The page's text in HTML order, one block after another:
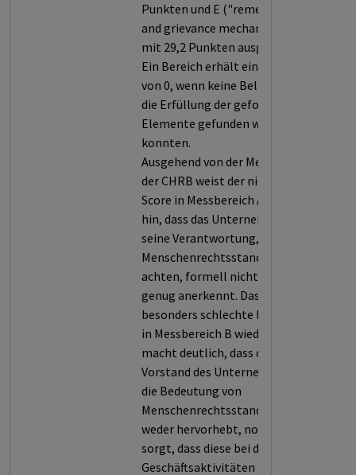
Punkten und E ("remedies
and grievance mechanisms")
mit 29,2 Punkten ausgeprägt.
Ein Bereich erhält einen Score
von 0, wenn keine Belege für
die Erfüllung der geforderten
Elemente gefunden werden
konnten.
Ausgehend von der Methodik
der CHRB weist der niedrige
Score in Messbereich A darauf
hin, dass das Unternehmen
seine Verantwortung,
Menschenrechtsstandards zu
achten, formell nicht klar
genug anerkennt. Das
besonders schlechte Ergebnis
in Messbereich B wiederum
macht deutlich, dass der
Vorstand des Unternehmens
die Bedeutung von
Menschenrechtsstandards
weder hervorhebt, noch dafür
sorgt, dass diese bei den
Geschäftsaktivitäten des